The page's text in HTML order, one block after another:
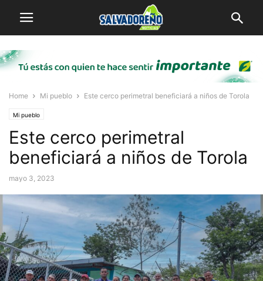
Home Mi pueblo Este cerco perimetral beneficiará a niños de Torola
Mi pueblo
Este cerco perimetral
beneficiará a niños de Torola
mayo 3, 2023